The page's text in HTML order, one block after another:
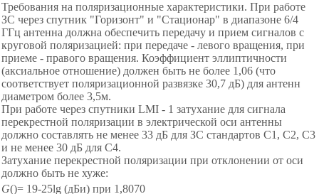
Требования на поляризационные характеристики. При работе
ЗС через спутник "Горизонт" и "Стационар" в диапазоне 6/4
ГГц антенна должна обеспечить передачу и прием сигналов с
круговой поляризацией: при передаче - левого вращения, при
приеме - правого вращения. Коэффициент эллиптичности
(аксиальное отношение) должен быть не более 1,06 (что
соответствует поляризационной развязке 30,7 дБ) для антенн
диаметром более 3,5м.
При работе через спутники LMI - 1 затухание для сигнала
перекрестной поляризации в электрической оси антенны
должно составлять не менее 33 дБ для ЗС стандартов С1, С2, С3
и не менее 30 дБ для С4.
Затухание перекрестной поляризации при отклонении от оси
должно быть не хуже:
G()= 19-25lg (дБи) при 1,8070